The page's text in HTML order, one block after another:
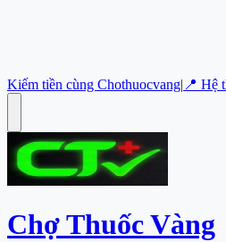
Kiếm tiền cùng Chothuocvang| 📍 Hệ
Chợ ThuốcVàng